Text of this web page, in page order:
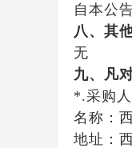
自本公
八、其
无
九、凡
*.采购
名称：
地址：